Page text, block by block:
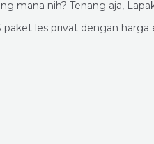
mana nih? Tenang aja,
les privat dengan